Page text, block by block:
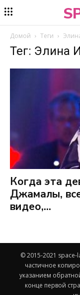
Домой Теги
Тег: Элина
Когда эта
Джамалы,
видео,...
© 2015-2021
частичное
указанием
конце первой